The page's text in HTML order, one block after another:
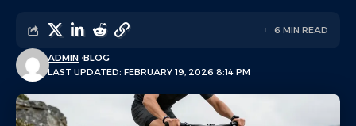
LAST UPDATED: FEBRUARY 19, 2026 8:14 PM
ADMIN BLOG
6 MIN READ